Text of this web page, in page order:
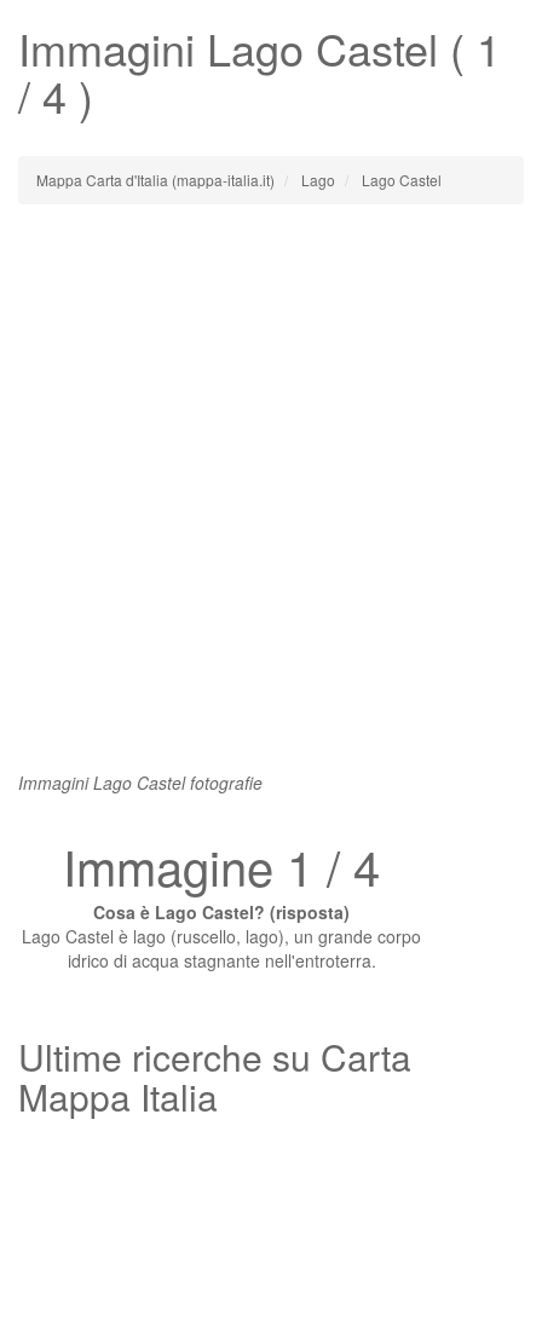
Immagini Lago Castel ( 1
/ 4 )
Mappa Carta d'Italia (mappa-italia.it) Lago Lago Castel
Immagini Lago Castel fotografie
Immagine 1 / 4
Cosa è Lago Castel? (risposta)
Lago Castel è lago (ruscello, lago), un grande corpo
idrico di acqua stagnante nell'entroterra.
Ultime ricerche su Carta
Mappa Italia